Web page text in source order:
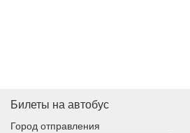
Билеты на автобус
Город отправления